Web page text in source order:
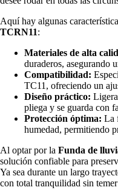
Aquí hay algunas
TCRN11:
Materiales de alta
duraderos, asegurando
Compatibilidad:
TC11, ofreciendo un
Diseño práctico:
pliega y se guarda con
Protección óptima: La
humedad, permitiendo
Al optar por la Funda de
solución confiable para
Ya sea durante un largo
con total tranquilidad sin